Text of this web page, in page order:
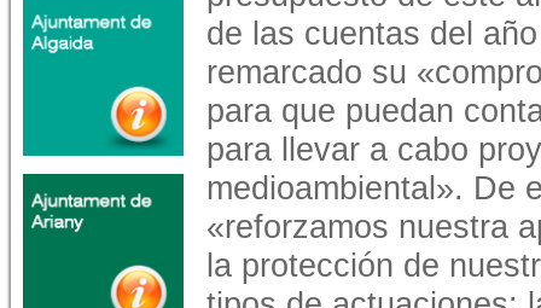
de las cuentas del
remarcado su
para que puedan
para llevar a cabo
medioambiental». De
«reforzamos nuestra
la protección de